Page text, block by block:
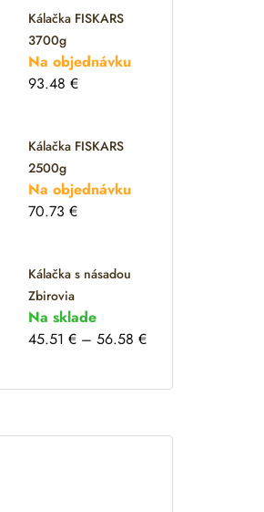
Kálačka FISKARS
3700g
Na objednávku
93.48€
Kálačka FISKARS
2500g
Na objednávku
70.73€
Kálačka s násadou
Zbirovia
Na sklade
45.51€ – 56.58€